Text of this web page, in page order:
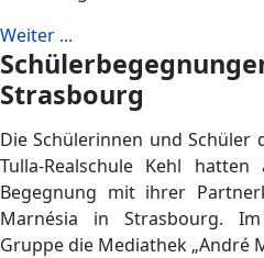
Weiter ...
Strasbourg
Die Schülerinnen und Schüler
Tulla-Realschule Kehl
Begegnung mit ihrer
Marnésia in Strasbourg.
Gruppe die Mediathek „André